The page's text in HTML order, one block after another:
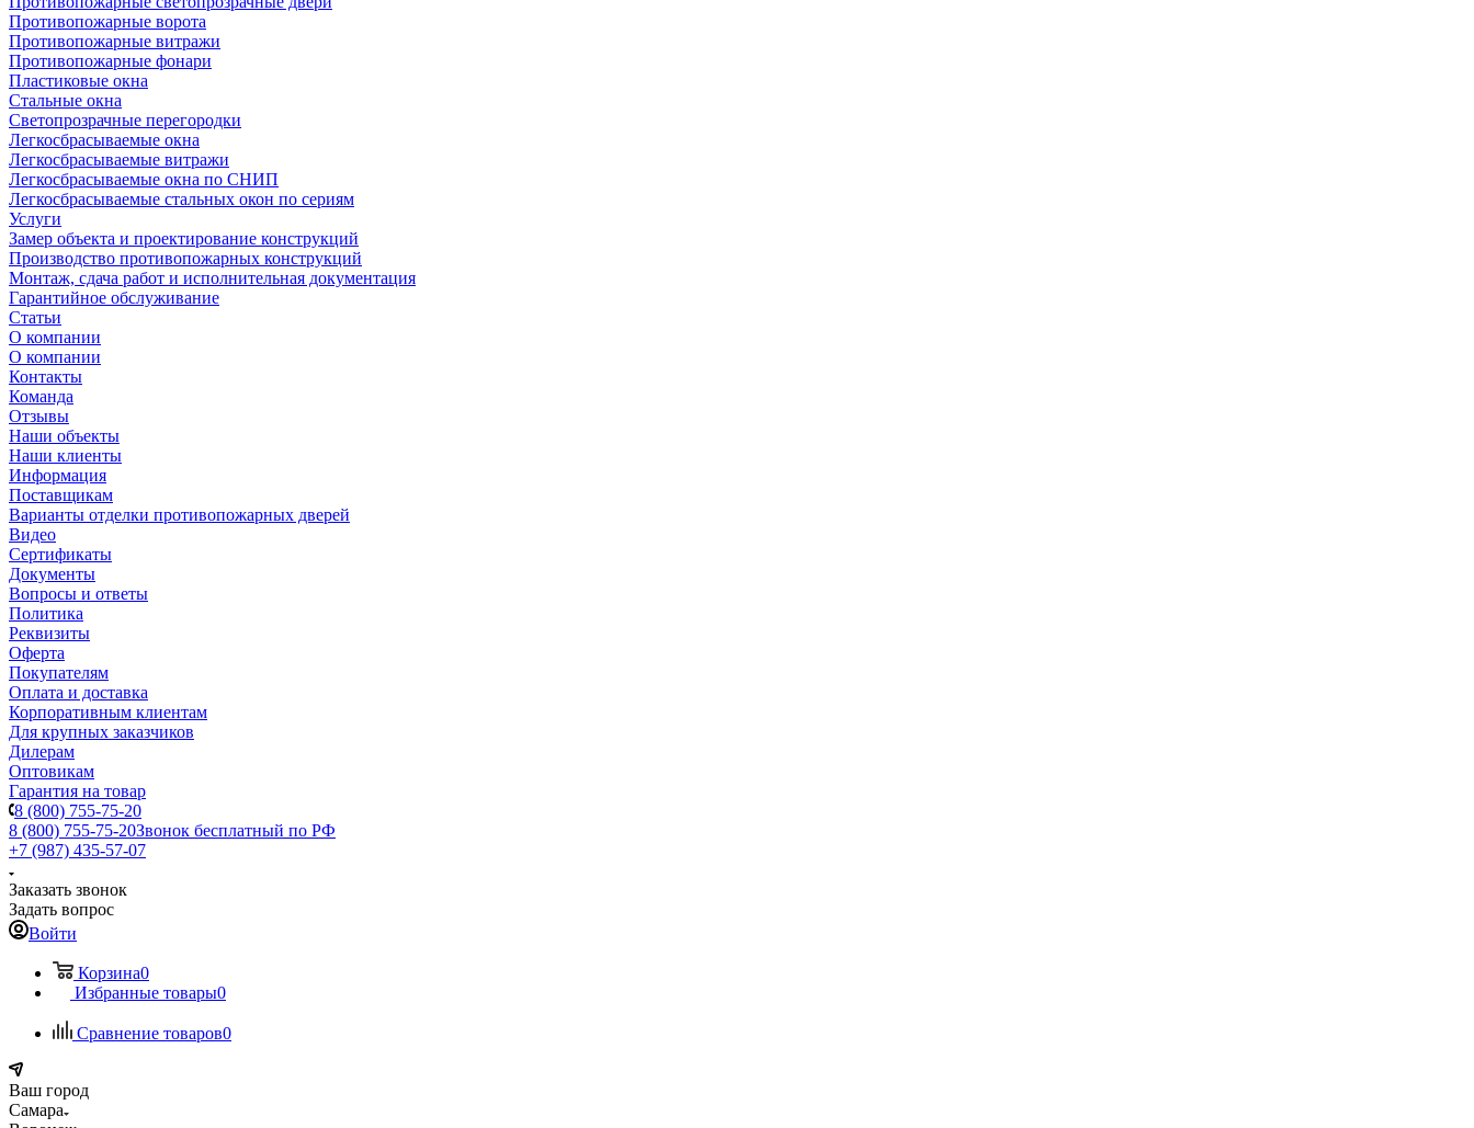
Противопожарные ворота
Противопожарные витражи
Противопожарные фонари
Пластиковые окна
Стальные окна
Светопрозрачные перегородки
Легкосбрасываемые окна
Легкосбрасываемые витражи
Легкосбрасываемые окна по СНИП
Легкосбрасываемые стальных окон по сериям
Услуги
Замер объекта и проектирование конструкций
Производство противопожарных конструкций
Монтаж, сдача работ и исполнительная документация
Гарантийное обслуживание
Статьи
О компании
О компании
Контакты
Команда
Отзывы
Наши объекты
Наши клиенты
Информация
Поставщикам
Варианты отделки противопожарных дверей
Видео
Сертификаты
Документы
Вопросы и ответы
Политика
Реквизиты
Оферта
Покупателям
Оплата и доставка
Корпоративным клиентам
Для крупных заказчиков
Дилерам
Оптовикам
Гарантия на товар
8 (800) 755-75-20
8 (800) 755-75-20Звонок бесплатный по РФ
+7 (987) 435-57-07
Заказать звонок
Задать вопрос
Войти
Корзина0
Избранные товары0
Сравнение товаров0
Ваш город
Самара